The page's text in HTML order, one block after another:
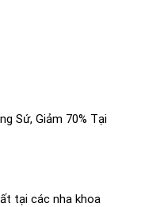
Sứ, Giảm 70% Tại
tại các nha khoa